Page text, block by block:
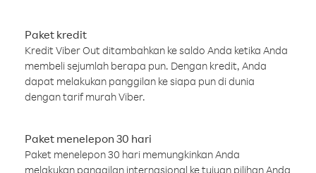
Paket kredit
Kredit Viber Out ditambahkan ke saldo Anda ketika Anda
membeli sejumlah berapa pun. Dengan kredit, Anda
dapat melakukan panggilan ke siapa pun di dunia
dengan tarif murah Viber.
Paket menelepon 30 hari
Paket menelepon 30 hari memungkinkan Anda
melakukan panggilan internasional ke tujuan pilihan Anda